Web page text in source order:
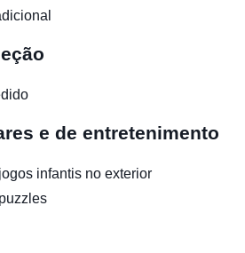
e de entretenimento
infantis no exterior